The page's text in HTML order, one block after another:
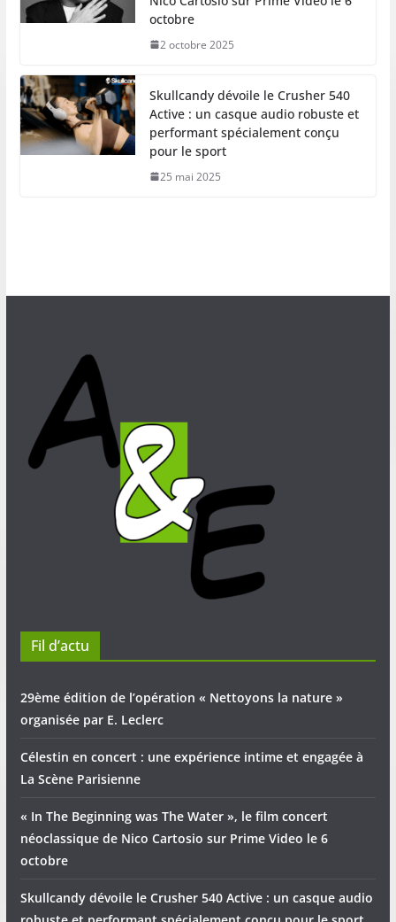
octobre
2 octobre 2025
Skullcandy dévoile le Crusher 540
Active : un casque audio robuste et
performant spécialement conçu
pour le sport
25 mai 2025
Fil d’actu
29ème édition de l’opération « Nettoyons la nature »
organisée par E. Leclerc
Célestin en concert : une expérience intime et engagée à
La Scène Parisienne
« In The Beginning was The Water », le film concert
néoclassique de Nico Cartosio sur Prime Video le 6
octobre
Skullcandy dévoile le Crusher 540 Active : un casque audio